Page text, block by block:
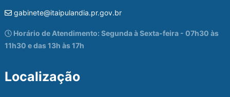
gabinete@itaipulandia.pr.gov.br
Horário de Atendimento: Segunda à Sexta-feira - 07h30 às
11h30 e das 13h às 17h
Localização